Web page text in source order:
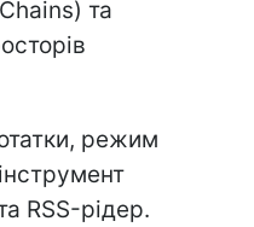
та
режим
RSS-рідер.